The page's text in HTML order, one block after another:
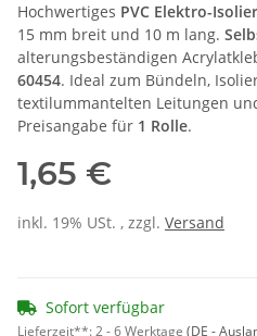
Hochwertiges PVC Elektro-
15 mm breit und 10 m lang.
alterungsbeständigen
60454. Ideal zum Bündeln,
textilummantelten Leitungen
Preisangabe für 1 Rolle.
1,65 €
inkl. 19% USt. , zzgl. Versand
Sofort verfügbar
Lieferzeit**:2 - 6 Werktage (DE -